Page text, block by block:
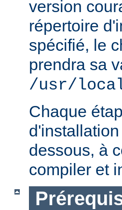
version
répertoire
spécifié, le
prendra sa
/usr/
Chaque
dessous, à
compiler et